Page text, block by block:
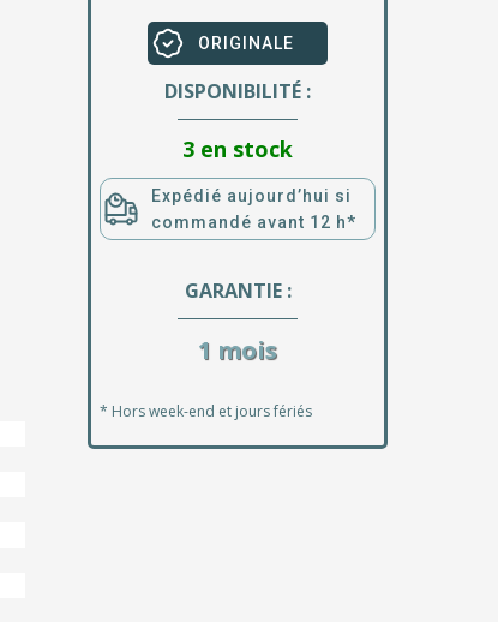
ORIGINALE
DISPONIBILITÉ :
3 en stock
Expédié aujourd’hui si
commandé avant 12 h*
GARANTIE :
1 mois
* Hors week-end et jours fériés